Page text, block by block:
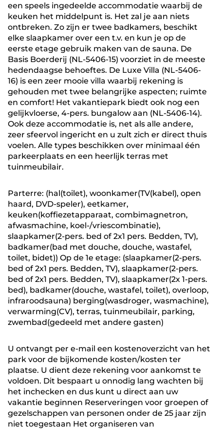
een speels ingedeelde accommodatie waarbij de
keuken het middelpunt is. Het zal je aan niets
ontbreken. Zo zijn er twee badkamers, beschikt
elke slaapkamer over een t.v. en kun je op de
eerste etage gebruik maken van de sauna. De
Basis Boerderij (NL-5406-15) voorziet in de meeste
hedendaagse behoeftes. De Luxe Villa (NL-5406-
16) is een zeer mooie villa waarbij rekening is
gehouden met twee belangrijke aspecten; ruimte
en comfort! Het vakantiepark biedt ook nog een
gelijkvloerse, 4-pers. bungalow aan (NL-5406-14).
Ook deze accommodatie is, net als alle andere,
zeer sfeervol ingericht en u zult zich er direct thuis
voelen. Alle types beschikken over minimaal één
parkeerplaats en een heerlijk terras met
tuinmeubilair.
Parterre: (hal(toilet), woonkamer(TV(kabel), open
haard, DVD-speler), eetkamer,
keuken(koffiezetapparaat, combimagnetron,
afwasmachine, koel-/vriescombinatie),
slaapkamer(2-pers. bed of 2x1 pers. Bedden, TV),
badkamer(bad met douche, douche, wastafel,
toilet, bidet)) Op de 1e etage: (slaapkamer(2-pers.
bed of 2x1 pers. Bedden, TV), slaapkamer(2-pers.
bed of 2x1 pers. Bedden, TV), slaapkamer(2x 1-pers.
bed), badkamer(douche, wastafel, toilet), overloop,
infraroodsauna) berging(wasdroger, wasmachine),
verwarming(CV), terras, tuinmeubilair, parking,
zwembad(gedeeld met andere gasten)
U ontvangt per e-mail een kostenoverzicht van het
park voor de bijkomende kosten/kosten ter
plaatse. U dient deze rekening voor aankomst te
voldoen. Dit bespaart u onnodig lang wachten bij
het inchecken en dus kunt u direct aan uw
vakantie beginnen Reserveringen voor groepen of
gezelschappen van personen onder de 25 jaar zijn
niet toegestaan Het organiseren van